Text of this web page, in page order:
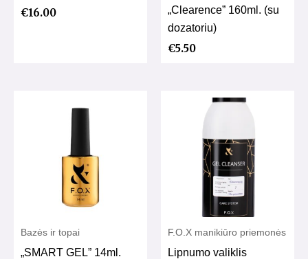
€16.00
„Clearence” 160ml. (su
dozatoriu)
€5.50
Bazės ir topai
„SMART GEL” 14ml.
F.O.X manikiūro priemonės
Lipnumo valiklis